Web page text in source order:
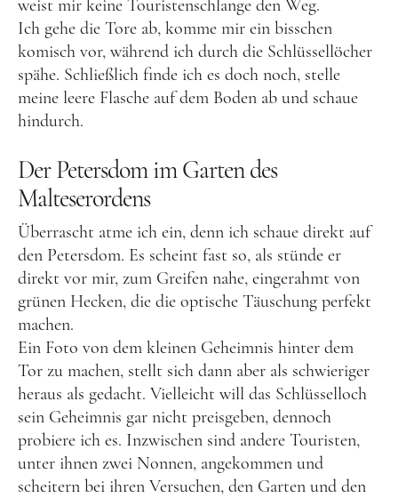
Nordirland
Irland
Luxemburg
Österreich
Naher Osten
Oman
Ozeanien
Food
Kolumne
weist mir keine Touristenschlange den Weg.
Ich gehe die Tore ab, komme mir ein bisschen
komisch vor, während ich durch die Schlüssellöcher
spähe. Schließlich finde ich es doch noch, stelle
meine leere Flasche auf dem Boden ab und schaue
hindurch.
Der Petersdom im Garten des
Malteserordens
Überrascht atme ich ein, denn ich schaue direkt auf
den Petersdom. Es scheint fast so, als stünde er
direkt vor mir, zum Greifen nahe, eingerahmt von
grünen Hecken, die die optische Täuschung perfekt
machen.
Ein Foto von dem kleinen Geheimnis hinter dem
Tor zu machen, stellt sich dann aber als schwieriger
heraus als gedacht. Vielleicht will das Schlüsselloch
sein Geheimnis gar nicht preisgeben, dennoch
probiere ich es. Inzwischen sind andere Touristen,
unter ihnen zwei Nonnen, angekommen und
scheitern bei ihren Versuchen, den Garten und den